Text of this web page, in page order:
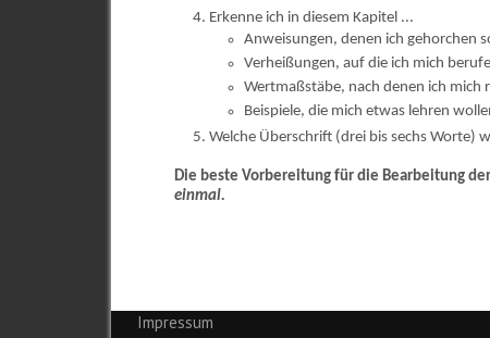
Erkenne ich in diesem Kapitel ...
Anweisungen, denen ich gehorchen
Verheißungen, auf die ich mich
Wertmaßstäbe, nach denen ich mich
Beispiele, die mich etwas lehren
Welche Überschrift (drei bis sechs Worte)
Die beste Vorbereitung für die Bearbeitung
einmal.
Impressum